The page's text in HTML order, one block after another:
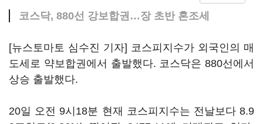
코스닥, 880선 강보합권…장 초반 혼조세
[뉴스토마토 심수진 기자] 코스피지수가 외국인의 매
도세로 약보합권에서 출발했다. 코스닥은 880선에서
상승 출발했다.
20일 오전 9시18분 현재 코스피지수는 전날보다 8.9